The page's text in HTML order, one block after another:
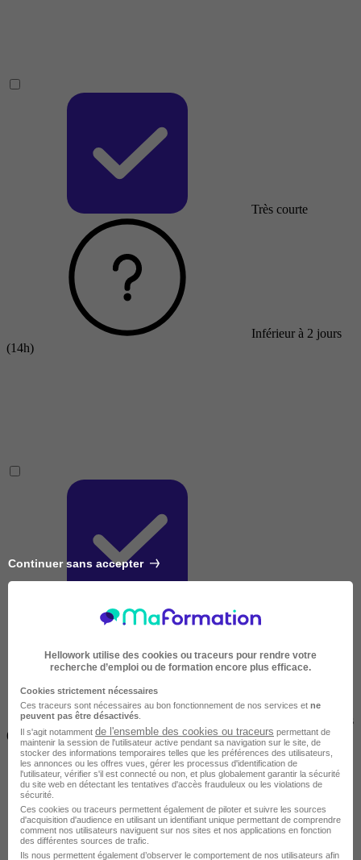
Très courte
Inférieur à 2 jours
(14h)
2 jours à 2 semaines
(14h à 70h)
Continuer sans accepter
Hellowork utilise des cookies ou traceurs pour rendre votre
recherche d’emploi ou de formation encore plus efficace.
Cookies strictement nécessaires
Ces traceurs sont nécessaires au bon fonctionnement de nos services et ne
peuvent pas être désactivés
Il s'agit notamment de l'ensemble des cookies ou traceurs permettant de
maintenir la session de l'utilisateur active pendant sa navigation sur le site, de
stocker des informations temporaires telles que les préférences des utilisateurs,
les annonces ou les offres vues, gérer les processus d'identification de
l'utilisateur, vérifier s'il est connecté ou non, et plus globalement garantir la sécurité
du site web en détectant les tentatives d'accès frauduleux ou les violations de
sécurité.
Ces cookies ou traceurs permettent également de piloter et suivre les sources
d'acquisition d'audience en utilisant un identifiant unique permettant de comprendre
comment nos utilisateurs naviguent sur nos sites et nos applications en fonction
des différentes sources de trafic.
Ils nous permettent également d’observer le comportement de nos utilisateurs afin